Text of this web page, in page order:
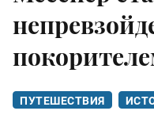
ПУТЕШЕСТВИЯ